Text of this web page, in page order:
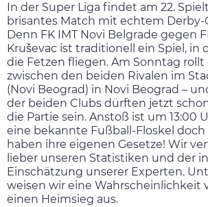
In der Super Liga findet am 22.
brisantes Match mit echtem
Denn FK IMT Novi Belgrade gegen
Kruševac ist traditionell ein Spiel, in
die Fetzen fliegen. Am Sonntag rollt
zwischen den beiden Rivalen im
(Novi Beograd) in Novi Beograd –
der beiden Clubs dürften jetzt
die Partie sein. Anstoß ist um 13:00
eine bekannte Fußball-Floskel doch
haben ihre eigenen Gesetze! Wir
lieber unseren Statistiken und der
Einschätzung unserer Experten.
weisen wir eine Wahrscheinlichkeit
einen Heimsieg aus.